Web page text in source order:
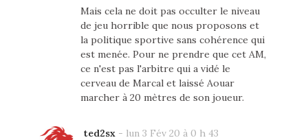
Mais cela ne doit pas occulter le niveau
de jeu horrible que nous proposons et
la politique sportive sans cohérence qui
est menée. Pour ne prendre que cet AM,
ce n'est pas l'arbitre qui a vidé le
cerveau de Marcal et laissé Aouar
marcher à 20 mètres de son joueur.
ted2sx - lun 3 Fév 20 à 0 h 43